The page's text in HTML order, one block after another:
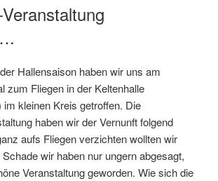
Hallensaison haben wir uns am
zum Fliegen in der Keltenhalle
im kleinen Kreis getroffen. Die
haben wir der Vernunft folgend
aufs Fliegen verzichten wollten wir
wir haben nur ungern abgesagt,
Veranstaltung geworden. Wie sich die